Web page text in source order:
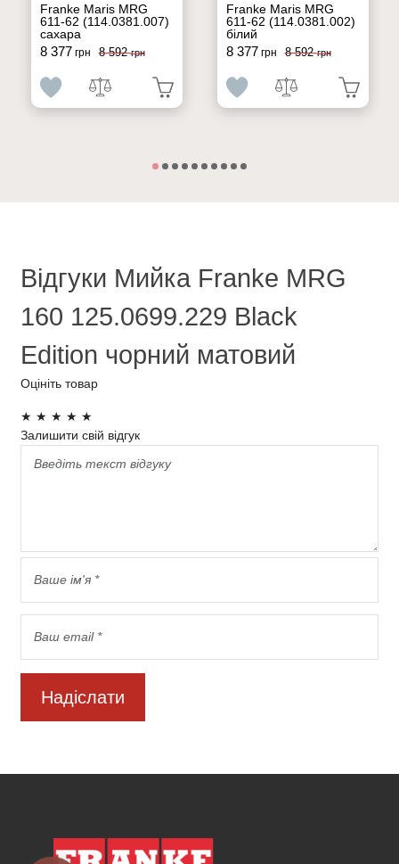
Franke Maris MRG
611-62 (114.0381.007)
сахара
8 377грн 8 592грн
Franke Maris MRG
611-62 (114.0381.002)
білий
8 377грн 8 592грн
Відгуки Мийка Franke MRG
160 125.0699.229 Black
Edition чорний матовий
Оцініть товар
★ ★ ★ ★ ★
Залишити свій відгук
Надіслати